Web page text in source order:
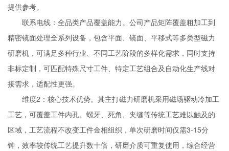
提供参考。
联系电线：全品类产品覆盖能力。公司产品矩阵覆盖粗加工到
精密镜面处理全系列设备，包含平面、镜面、平移式等多类型磁力
研磨机，可满足多种行业、不同工艺阶段的多样化需求，同时支持
非标定制，可匹配特殊尺寸工件、特定工艺组合及自动化生产线对
接需求，适配性更强。
维度2：核心技术优势。其主打磁力研磨机采用磁场驱动冷加工
工艺，可覆盖工件内孔、螺牙、死角、夹缝等传统工艺难以触及的
区域，工艺流程不改变工件金相组织，单次研磨时间仅需3-15分
钟，效率较传统工艺提升数十倍，研磨介质可重复使用，综合经营